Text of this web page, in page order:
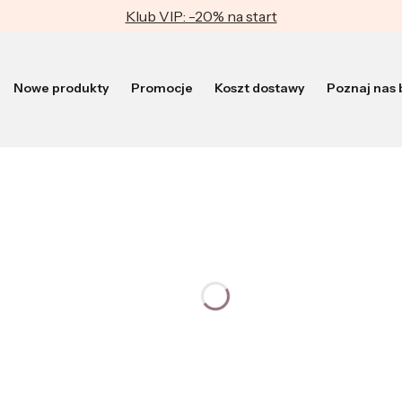
Klub VIP: -20% na start
Nowe produkty Promocje Koszt dostawy Poznaj nas